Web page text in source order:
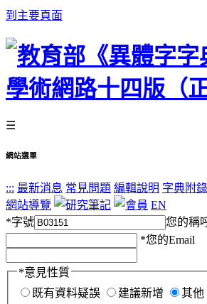
到主要頁面
☰
網站選單
::: 最新消息 常見問題 編輯說明 字典附錄
網站導覽
EN
*字號
您的稱
*您的Email
*意見性質
既有資料疑誤
建議新增 其他